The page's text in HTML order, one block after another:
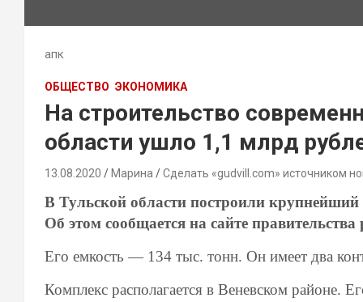
апк
ОБЩЕСТВО ЭКОНОМИКА
На строительство
области ушло 1,1 млрд
13.08.2020 Марина Сделать «gudvill.com» источником
В Тульской области построили
Об этом сообщается на сайте правительства
Его емкость — 134 тыс. тонн. Он имеет два
Комплекс располагается в Веневском районе.